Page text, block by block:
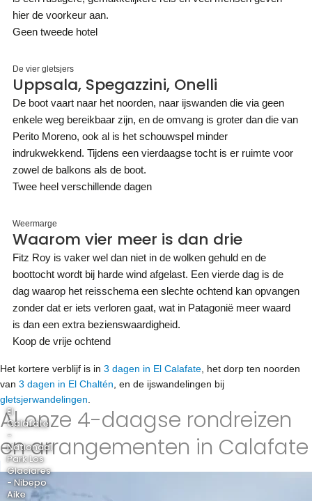
hier de voorkeur aan.
Geen tweede hotel
De vier gletsjers
Uppsala, Spegazzini, Onelli
De boot vaart naar het noorden, naar ijswanden die via geen
enkele weg bereikbaar zijn, en de omvang is groter dan die van
Perito Moreno, ook al is het schouwspel minder
indrukwekkend. Tijdens een vierdaagse tocht is er ruimte voor
zowel de balkons als de boot.
Twee heel verschillende dagen
Weermarge
Waarom vier meer is dan drie
Fitz Roy is vaker wel dan niet in de wolken gehuld en de
boottocht wordt bij harde wind afgelast. Een vierde dag is de
dag waarop het reisschema een slechte ochtend kan opvangen
zonder dat er iets verloren gaat, wat in Patagonië meer waard
is dan een extra bezienswaardigheid.
Koop de vrije ochtend
Het kortere verblijf is in 3 dagen in El Calafate , het dorp ten noorden
van 3 dagen in El Chaltén , en de ijswandelingen bij
gletsjerwandelingen
Al onze 4-daagse rondreizen
en arrangementen in Calafate
El
Calafate
-
Nationaal
Park Los
Glaciares
- Nibepo
Aike